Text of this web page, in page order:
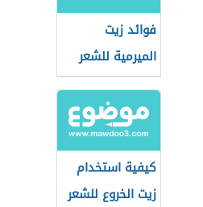
فوائد زيت
الميرمية للشعر
كيفية استخدام
زيت الخروع للشعر